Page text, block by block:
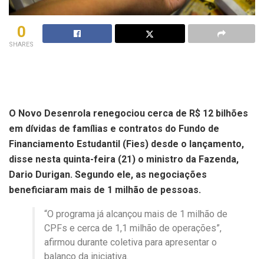
0
SHARES
O Novo Desenrola renegociou cerca de R$ 12 bilhões
em dívidas de famílias e contratos do Fundo de
Financiamento Estudantil (Fies) desde o lançamento,
disse nesta quinta-feira (21) o ministro da Fazenda,
Dario Durigan. Segundo ele, as negociações
beneficiaram mais de 1 milhão de pessoas.
“O programa já alcançou mais de 1 milhão de
CPFs e cerca de 1,1 milhão de operações”,
afirmou durante coletiva para apresentar o
balanço da iniciativa.